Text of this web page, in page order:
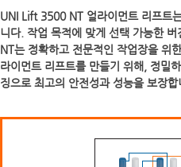
UNI Lift 3500 NT 얼라이먼트 리프트
니다. 작업 목적에 맞게 선택 가능한
NT는 정확하고 전문적인 작업장을 위
라이먼트 리프트를 만들기 위해, 정밀
징으로 최고의 안전성과 성능을 보장합